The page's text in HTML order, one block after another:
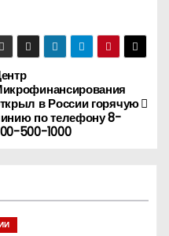
в России горячую
по телефону 8-
500-1000